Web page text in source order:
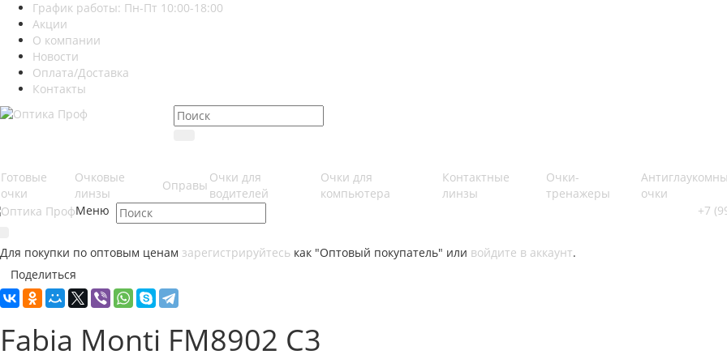
График работы: Пн-Пт 10:00-18:00
Акции
О компании
Новости
Оплата/Доставка
Контакты
Готовые
очки
Очковые
линзы
Оправы
Очки для
водителей
Очки для
компьютера
Контактные
линзы
Очки-
тренажеры
очки
Меню
+7
Для покупки по оптовым ценам зарегистрируйтесь как "Оптовый покупатель" или войдите в аккаунт.
Поделиться
Fabia Monti FM8902 C3